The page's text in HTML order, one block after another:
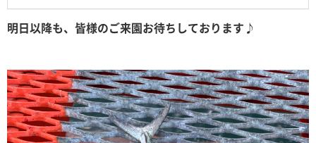
明日以降も、皆様のご来園お待ちしております♪